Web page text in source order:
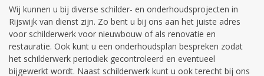
Wij kunnen u bij diverse schilder- en onderhoudsprojecten in
Rijswijk van dienst zijn. Zo bent u bij ons aan het juiste adres
voor schilderwerk voor nieuwbouw of als renovatie en
restauratie. Ook kunt u een onderhoudsplan bespreken zodat
het schilderwerk periodiek gecontroleerd en eventueel
bijgewerkt wordt. Naast schilderwerk kunt u ook terecht bij ons